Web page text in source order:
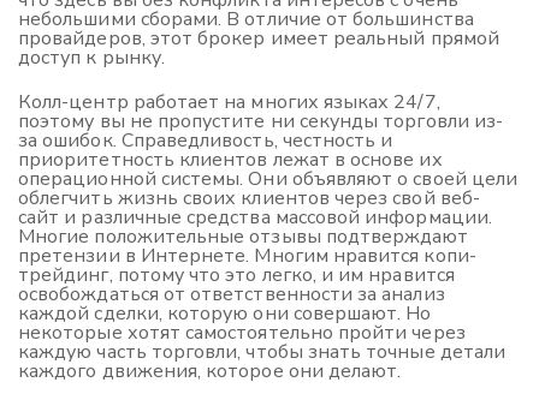
небольшими сборами. В отличие от большинства
провайдеров, этот брокер имеет реальный прямой
доступ к рынку.
Колл-центр работает на многих языках 24/7,
поэтому вы не пропустите ни секунды торговли из-
за ошибок. Справедливость, честность и
приоритетность клиентов лежат в основе их
операционной системы. Они объявляют о своей цели
облегчить жизнь своих клиентов через свой веб-
сайт и различные средства массовой информации.
Многие положительные отзывы подтверждают
претензии в Интернете. Многим нравится копи-
трейдинг, потому что это легко, и им нравится
освобождаться от ответственности за анализ
каждой сделки, которую они совершают. Но
некоторые хотят самостоятельно пройти через
каждую часть торговли, чтобы знать точные детали
каждого движения, которое они делают.